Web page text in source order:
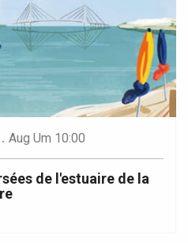
Aug Um 10:00
de l'estuaire de la